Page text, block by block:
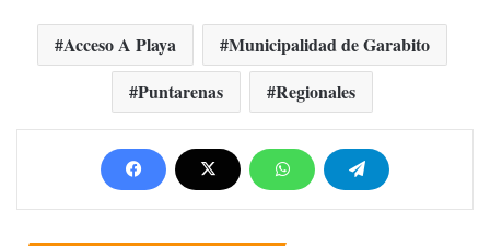
Acceso A Playa
Municipalidad de Garabito
Puntarenas
Regionales